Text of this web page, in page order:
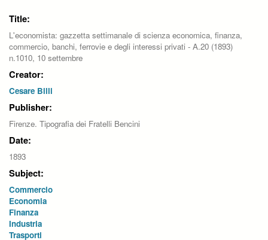
Title:
L'economista: gazzetta settimanale di scienza economica, finanza,
commercio, banchi, ferrovie e degli interessi privati - A.20 (1893)
n.1010, 10 settembre
Creator:
Cesare Billi
Publisher:
Firenze. Tipografia dei Fratelli Bencini
Date:
1893
Subject:
Commercio
Economia
Finanza
Industria
Trasporti